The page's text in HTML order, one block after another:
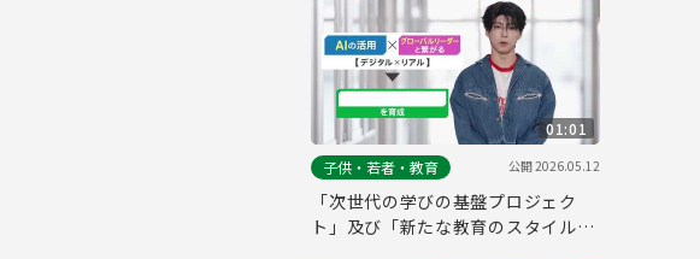
01:01
子供・若者・教育
公開2026.05.12
「次世代の学びの基盤プロジェク
ト」及び「新たな教育のスタイル」